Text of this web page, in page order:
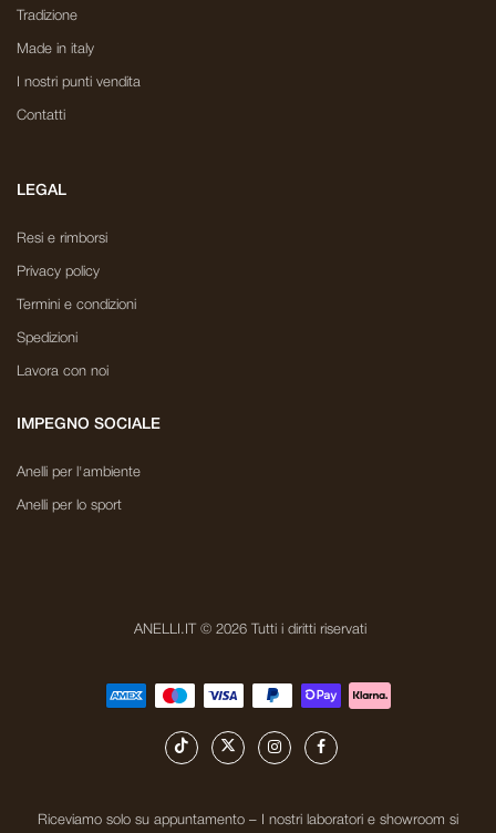
Tradizione
Made in italy
I nostri punti vendita
Contatti
LEGAL
Resi e rimborsi
Privacy policy
Termini e condizioni
Spedizioni
Lavora con noi
IMPEGNO SOCIALE
Anelli per l'ambiente
Anelli per lo sport
ANELLI.IT © 2026 Tutti i diritti riservati
Riceviamo solo su appuntamento – I nostri laboratori e showroom si